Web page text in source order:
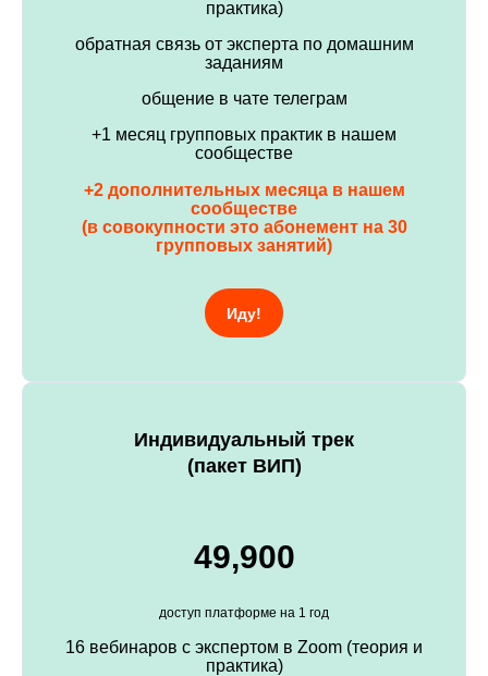
практика)
обратная связь от эксперта по домашним
заданиям
общение в чате телеграм
+1 месяц групповых практик в нашем
сообществе
+2 дополнительных месяца в нашем
сообществе
(в совокупности это абонемент на 30
групповых занятий)
Иду!
Индивидуальный трек
(пакет ВИП)
49,900
доступ платформе на 1 год
16 вебинаров с экспертом в Zoom (теория и
практика)